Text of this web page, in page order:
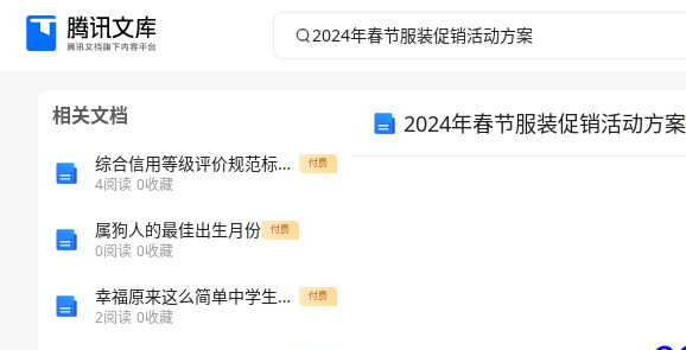
2024
相关文档
综合信用等级评价规范标准[详] 付费
4阅读 0收藏
属狗人的最佳出生月份 付费
0阅读 0收藏
幸福原来这么简单中学生作文 付费
2阅读 0收藏
2024年春节服装促销活动方案